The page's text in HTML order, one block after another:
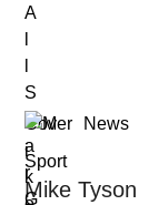
Cover
News
Sport
Mike Tyson